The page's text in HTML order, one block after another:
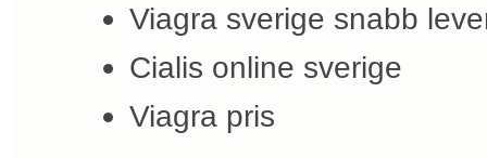
Viagra sverige snabb
Cialis online sverige
Viagra pris